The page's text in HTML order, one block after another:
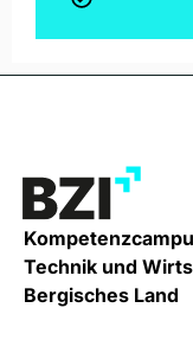
Technik und
Bergisches Land